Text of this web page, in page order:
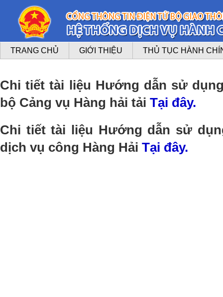
TRANG CHỦ GIỚI THIỆU THỦ TỤC HÀNH
Chi tiết tài liệu Hướng dẫn sử
bộ Cảng vụ Hàng hải tải Tại đây.
Chi tiết tài liệu Hướng dẫn sử
dịch vụ công Hàng Hải Tại đây.